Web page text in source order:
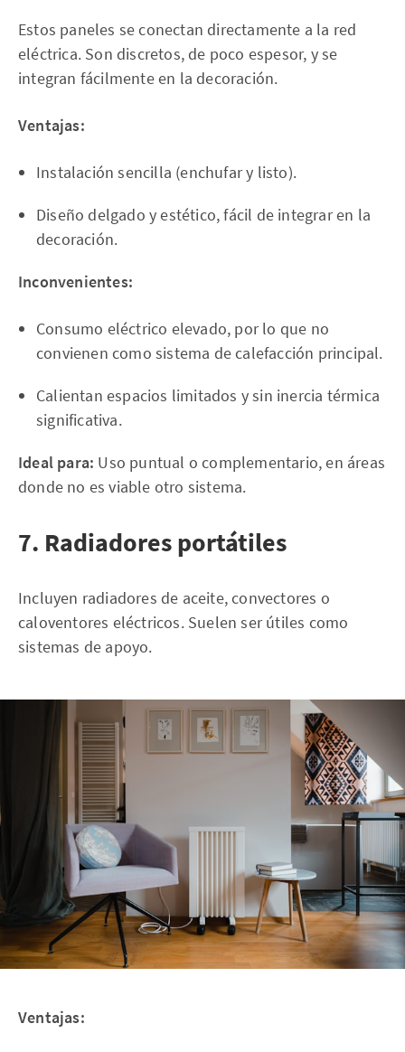
Estos paneles se conectan directamente a la red
eléctrica. Son discretos, de poco espesor, y se
integran fácilmente en la decoración.
Ventajas:
Instalación sencilla (enchufar y listo).
Diseño delgado y estético, fácil de integrar en la
decoración.
Inconvenientes:
Consumo eléctrico elevado, por lo que no
convienen como sistema de calefacción principal.
Calientan espacios limitados y sin inercia térmica
significativa.
Ideal para: Uso puntual o complementario, en áreas
donde no es viable otro sistema.
7. Radiadores portátiles
Incluyen radiadores de aceite, convectores o
caloventores eléctricos. Suelen ser útiles como
sistemas de apoyo.
Ventajas: